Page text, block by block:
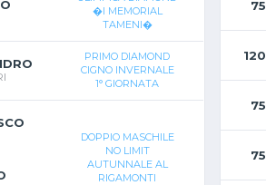
�I MEMORIAL
TAMENI�
PRIMO DIAMOND
CIGNO INVERNALE
1° GIORNATA
DOPPIO MASCHILE
NO LIMIT
AUTUNNALE AL
RIGAMONTI